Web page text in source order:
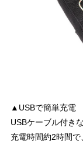
▲USBで簡単充電
USBケーブル付き
充電時間約2時間で